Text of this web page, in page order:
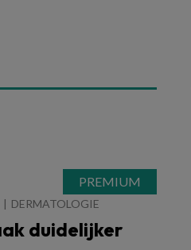
DERMATOLOGIE
duidelijker